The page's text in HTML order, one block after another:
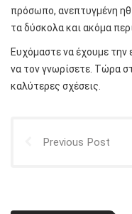
πρόσωπο, ανεπτυγμένη
τα δύσκολα και ακόμα
Ευχόμαστε να έχουμε την
να τον γνωρίσετε. Τώρα
καλύτερες σχέσεις.
Previous Post